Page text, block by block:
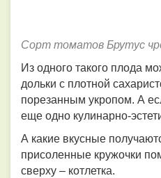
Сорт томатов Брутус
Из одного такого плода
дольки с плотной
порезанным укропом. А
еще одно кулинарно-
А какие вкусные
присоленные кружочки
сверху – котлетка.